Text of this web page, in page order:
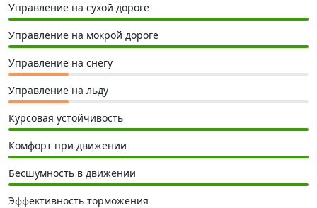
Управление на сухой дороге
Управление на мокрой дороге
Управление на снегу
Управление на льду
Курсовая устойчивость
Комфорт при движении
Бесшумность в движении
Эффективность торможения